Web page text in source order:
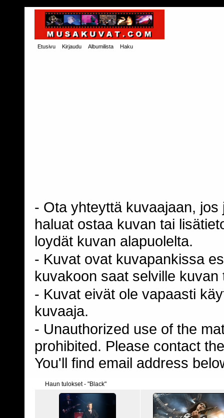
Etusivu Kirjaudu Albumilista Haku
- Ota yhteyttä kuvaajaan,
haluat ostaa kuvan tai
loydät kuvan alapuolelta.
- Kuvat ovat kuvapankissa
kuvakoon saat selville
- Kuvat eivät ole vapaasti
kuvaaja.
- Unauthorized use of the
prohibited. Please contact
You'll find email address
Haun tulokset - "Black"